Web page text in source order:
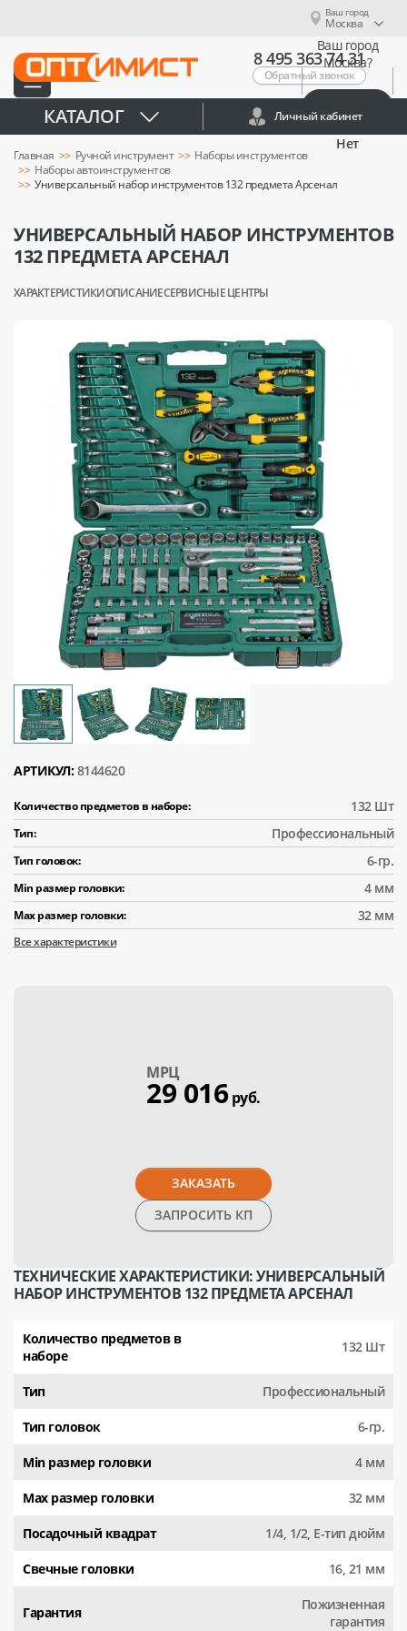
Ваш город
Москва
Ваш город
Москва?
Нет
8 495 363 74 31
Обратный звонок
КАТАЛОГ Личный кабинет
Главная Ручной инструмент
Наборы инструментов
Наборы автоинструментов
Универсальный набор инструментов 132 предмета Арсенал
УНИВЕРСАЛЬНЫЙ НАБОР ИНСТРУМЕНТОВ
132 ПРЕДМЕТА АРСЕНАЛ
ХАРАКТЕРИСТИКИОПИСАНИЕСЕРВИСНЫЕ ЦЕНТРЫ
АРТИКУЛ: 8144620
Количество предметов в наборе: 132 Шт
Тип: Профессиональный
Тип головок: 6-гр.
Min размер головки: 4 мм
Max размер головки: 32 мм
Все характеристики
МPЦ
29 016руб.
ЗАКАЗАТЬ
ЗАПРОСИТЬ КП
ТЕХНИЧЕСКИЕ ХАРАКТЕРИСТИКИ: УНИВЕРСАЛЬНЫЙ
НАБОР ИНСТРУМЕНТОВ 132 ПРЕДМЕТА АРСЕНАЛ
Количество предметов в
наборе
132 Шт
Тип Профессиональный
Тип головок 6-гр.
Min размер головки 4 мм
Max размер головки 32 мм
Посадочный квадрат 1/4, 1/2, Е-тип дюйм
Свечные головки 16, 21 мм
Гарантия
Пожизненная
гарантия